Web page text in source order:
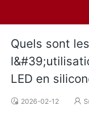
Quels sont
LED en
2026-02-12